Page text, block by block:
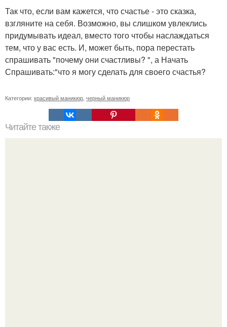
Так что, если вам кажется, что счастье - это сказка,
взгляните на себя. Возможно, вы слишком увлеклись
придумывать идеал, вместо того чтобы наслаждаться
тем, что у вас есть. И, может быть, пора перестать
спрашивать "почему они счастливы? ", а Начать
Спрашивать:"что я могу сделать для своего счастья?
Категории: красивый маникюр черный маникюр
Читайте также